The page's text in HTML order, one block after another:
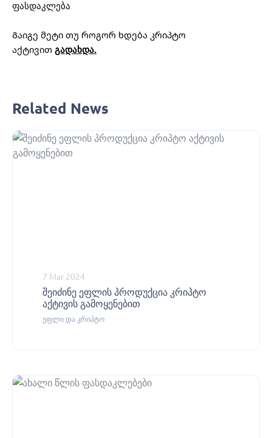
ფასდაკლება
Გაიგე მეტი თუ როგორ ხდება კრიპტო
აქტივით გადახდა.
Related News
შეიძინე ეფლის პროდუქცია კრიპტო
აქტივის გამოყენებით
ეფლი და კრიპტო
7 Mar 2024